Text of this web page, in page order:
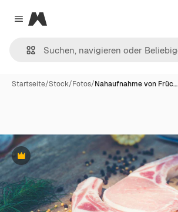
Close menu
Magnific
Startseite/Stock/Fotos/Nahaufnahme von Früc…
Premium